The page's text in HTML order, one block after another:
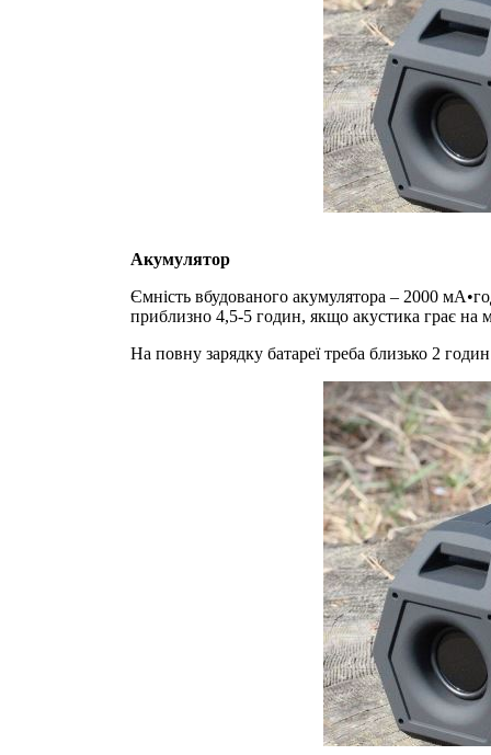
Акумулятор
Ємність вбудованого акумулятора – 2000
приблизно 4,5-5 годин, якщо акустика грає на
На повну зарядку батареї треба близько 2